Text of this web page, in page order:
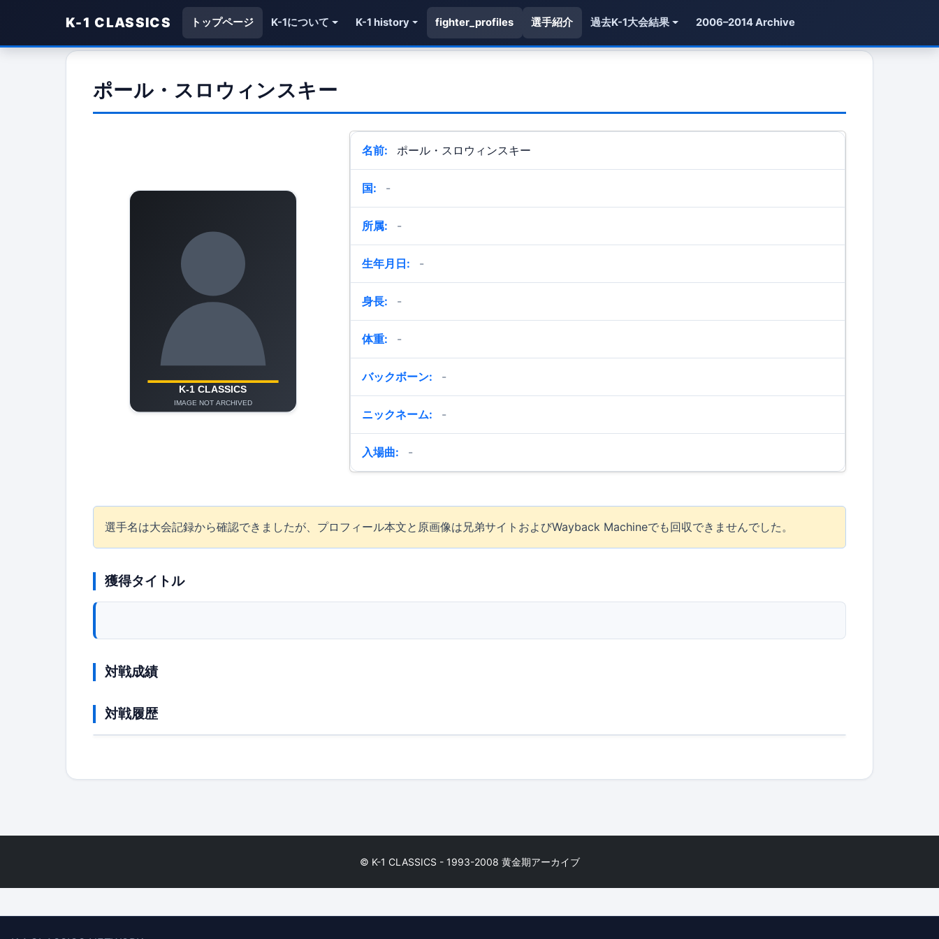
K-1 CLASSICS トップページ K-1について K-1 history fighter_profiles 選手紹介 過去K-1大会結果 2006–2014 Archive
ポール・スロウィンスキー
名前: ポール・スロウィンスキー
国: -
所属: -
生年月日: -
身長: -
体重: -
バックボーン: -
ニックネーム: -
入場曲: -
選手名は大会記録から確認できましたが、プロフィール本文と原画像は兄弟サイトおよびWayback Machineでも回収できませんでした。
獲得タイトル
対戦成績
対戦履歴
© K-1 CLASSICS - 1993-2008 黄金期アーカイブ